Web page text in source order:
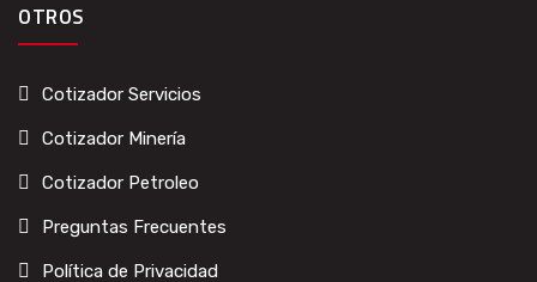
OTROS
Cotizador Servicios
Cotizador Minería
Cotizador Petroleo
Preguntas Frecuentes
Política de Privacidad